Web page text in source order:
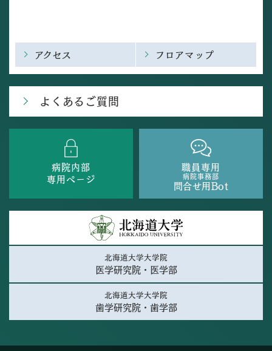
アクセス フロアマップ
よくあるご質問
病院内部
専用ページ
職員専用
病院事務部
問合せ用Bot
北海道大学大学院
医学研究院・医学部
北海道大学大学院
歯学研究院・歯学部